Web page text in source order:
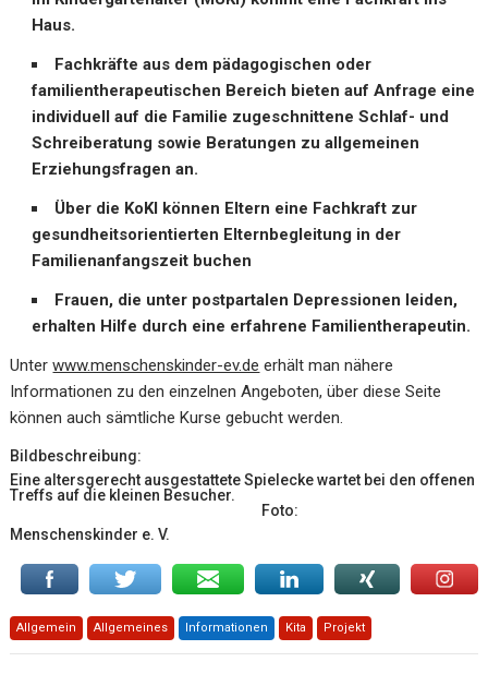
Haus.
Fachkräfte aus dem pädagogischen oder
familientherapeutischen Bereich bieten auf Anfrage eine
individuell auf die Familie zugeschnittene Schlaf- und
Schreiberatung sowie Beratungen zu allgemeinen
Erziehungsfragen an.
Über die KoKI können Eltern eine Fachkraft zur
gesundheitsorientierten Elternbegleitung in der
Familienanfangszeit buchen
Frauen, die unter postpartalen Depressionen leiden,
erhalten Hilfe durch eine erfahrene Familientherapeutin.
Unterwww.menschenskinder-ev.de erhält man nähere
Informationen zu den einzelnen Angeboten, über diese Seite
können auch sämtliche Kurse gebucht werden.
Bildbeschreibung:
Eine altersgerecht ausgestattete Spielecke wartet bei den offenen
Treffs auf die kleinen Besucher.
Foto:
Menschenskinder e. V.
Allgemein Allgemeines Informationen Kita Projekt